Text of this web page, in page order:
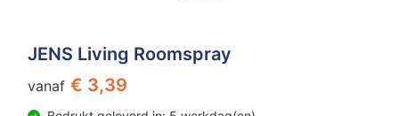
JENS Living Roomspray
vanaf € 3,39